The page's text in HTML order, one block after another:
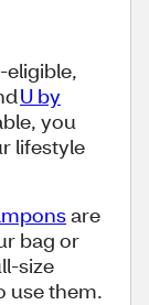
eligible,
U by
you
lifestyle
are
bag or
size
use them.